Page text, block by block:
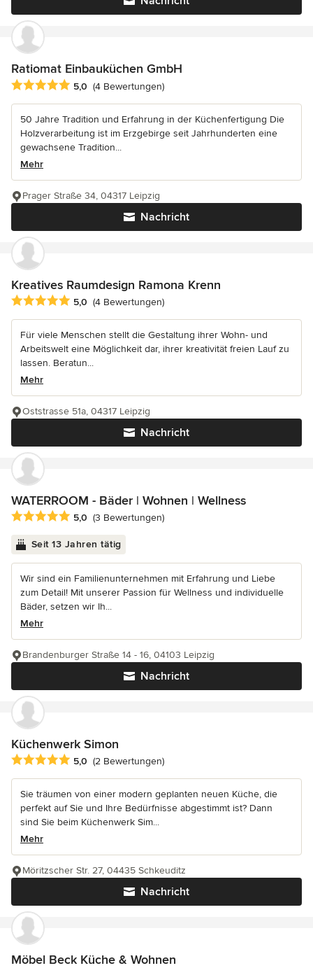
Ratiomat Einbauküchen GmbH
Durchschnittliche Bewertung: 5 von 5 Sternen
5,0 (4 Bewertungen)
50 Jahre Tradition und Erfahrung in der Küchenfertigung Die
Holzverarbeitung ist im Erzgebirge seit Jahrhunderten eine
gewachsene Tradition...
Mehr
Nachricht
Prager Straße 34, 04317 Leipzig
Kreatives Raumdesign Ramona Krenn
Durchschnittliche Bewertung: 5 von 5 Sternen
5,0 (4 Bewertungen)
Für viele Menschen stellt die Gestaltung ihrer Wohn- und
Arbeitswelt eine Möglichkeit dar, ihrer kreativität freien Lauf zu
lassen. Beratun...
Mehr
Nachricht
Oststrasse 51a, 04317 Leipzig
WATERROOM - Bäder | Wohnen | Wellness
Durchschnittliche Bewertung: 5 von 5 Sternen
5,0 (3 Bewertungen)
Seit 13 Jahren tätig
Wir sind ein Familienunternehmen mit Erfahrung und Liebe
zum Detail! Mit unserer Passion für Wellness und individuelle
Bäder, setzen wir Ih...
Mehr
Nachricht
Brandenburger Straße 14 - 16, 04103 Leipzig
Küchenwerk Simon
Durchschnittliche Bewertung: 5 von 5 Sternen
5,0 (2 Bewertungen)
Sie träumen von einer modern geplanten neuen Küche, die
perfekt auf Sie und Ihre Bedürfnisse abgestimmt ist? Dann
sind Sie beim Küchenwerk Sim...
Mehr
Nachricht
Möritzscher Str. 27, 04435 Schkeuditz
Möbel Beck Küche & Wohnen